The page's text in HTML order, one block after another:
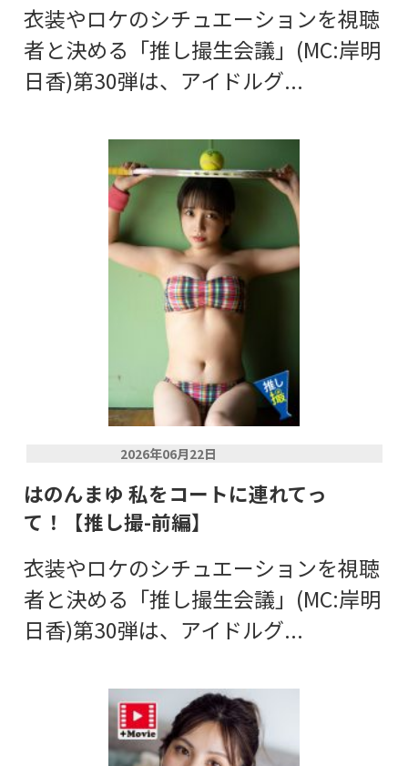
衣装やロケのシチュエーションを視聴
者と決める「推し撮生会議」(MC:岸明
日香)第30弾は、アイドルグ...
2026年06月22日
はのんまゆ 私をコートに連れてっ
て！【推し撮-前編】
衣装やロケのシチュエーションを視聴
者と決める「推し撮生会議」(MC:岸明
日香)第30弾は、アイドルグ...